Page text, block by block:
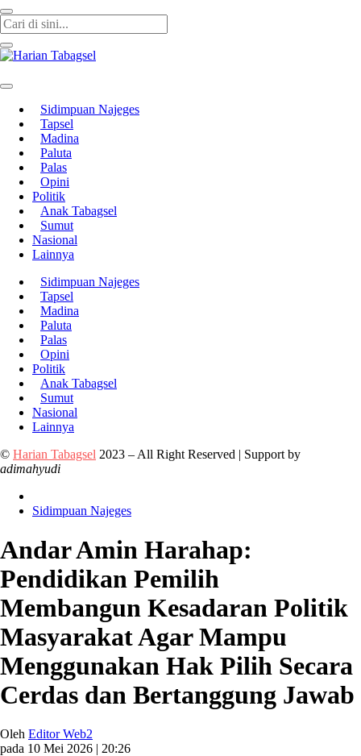
Sidimpuan Najeges
Tapsel
Madina
Paluta
Palas
Opini
Politik
Anak Tabagsel
Sumut
Nasional
Lainnya
Sidimpuan Najeges
Tapsel
Madina
Paluta
Palas
Opini
Politik
Anak Tabagsel
Sumut
Nasional
Lainnya
© Harian Tabagsel 2023 – All Right Reserved | Support by
adimahyudi
Sidimpuan Najeges
Andar Amin Harahap:
Pendidikan Pemilih
Membangun Kesadaran Politik
Masyarakat Agar Mampu
Menggunakan Hak Pilih Secara
Cerdas dan Bertanggung Jawab
Oleh Editor Web2
pada 10 Mei 2026 | 20:26